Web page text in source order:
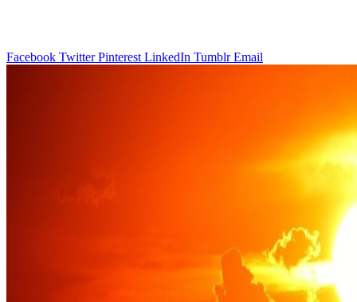
Facebook Twitter Pinterest LinkedIn Tumblr Email